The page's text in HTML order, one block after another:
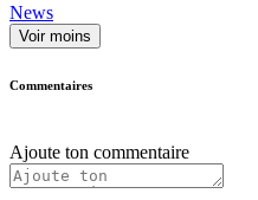
News
Voir moins
Commentaires
Ajoute ton commentaire